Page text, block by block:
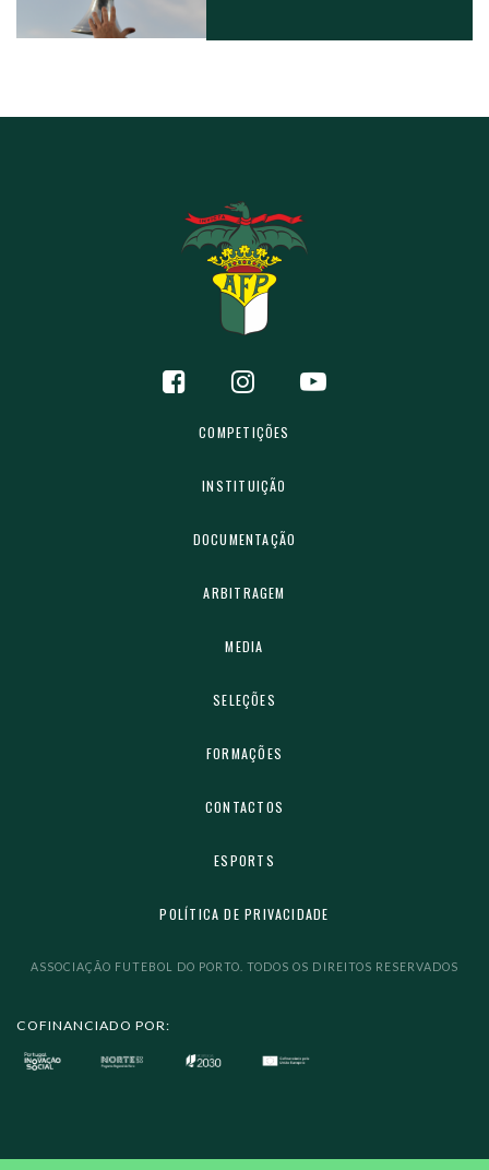
COMPETIÇÕES
INSTITUIÇÃO
DOCUMENTAÇÃO
ARBITRAGEM
MEDIA
SELEÇÕES
FORMAÇÕES
CONTACTOS
ESPORTS
POLÍTICA DE PRIVACIDADE
ASSOCIAÇÃO FUTEBOL DO PORTO. TODOS OS DIREITOS RESERVADOS
COFINANCIADO POR: